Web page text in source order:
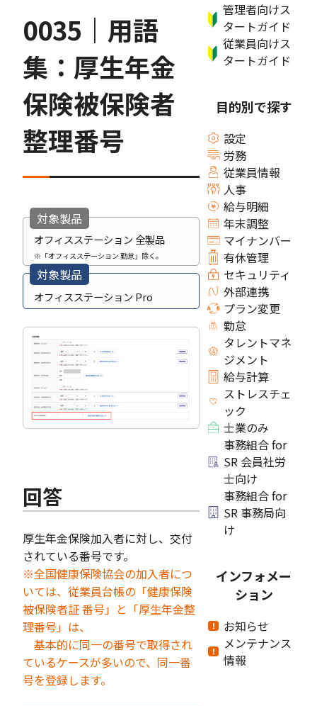
0035｜用語
集：厚生年金
保険被保険者
整理番号
対象製品
オフィスステーション 全製品
※「オフィスステーション 勤怠」除く。
対象製品
オフィスステーション Pro
回答
厚生年金保険加入者に対し、交付
されている番号です。
※全国健康保険協会の加入者につ
いては、従業員台帳の「健康保険
被保険者証 番号」と「厚生年金整
理番号」は、
基本的に同一の番号で取得され
ているケースが多いので、同一番
号を登録します。
管理者向けス
タートガイド
従業員向けス
タートガイド
目的別で探す
設定
労務
従業員情報
人事
給与明細
年末調整
マイナンバー
有休管理
セキュリティ
外部連携
プラン変更
勤怠
タレントマネ
ジメント
給与計算
ストレスチェ
ック
士業のみ
事務組合 for
SR 会員社労
士向け
事務組合 for
SR 事務局向
け
インフォメー
ション
お知らせ
メンテナンス
情報